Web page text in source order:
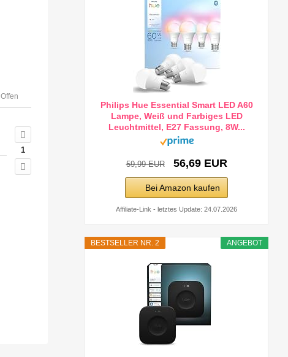
Offen
1
Philips Hue Essential Smart LED A60
Lampe, Weiß und Farbiges LED
Leuchtmittel, E27 Fassung, 8W...
59,99 EUR 56,69 EUR
Bei Amazon kaufen
Affiliate-Link - letztes Update: 24.07.2026
ANGEBOT
BESTSELLER NR. 2